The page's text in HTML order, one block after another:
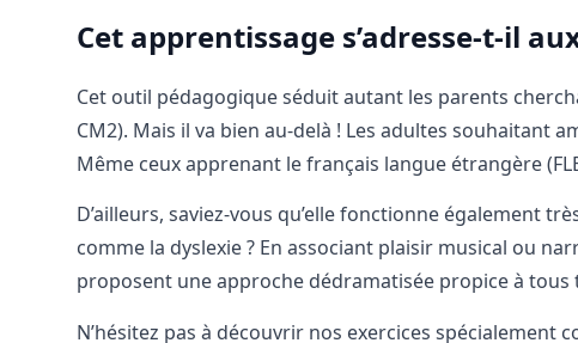
Cet apprentissage s’adresse-t-il
Cet outil pédagogique séduit autant les parents
CM2). Mais il va bien au-delà ! Les adultes
Même ceux apprenant le français langue étrangère
D’ailleurs, saviez-vous qu’elle fonctionne également
comme la dyslexie ? En associant plaisir musical ou
proposent une approche dédramatisée propice à tous
N’hésitez pas à découvrir nos exercices spécialement